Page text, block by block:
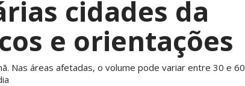
cidades da
e orientações
Nas áreas afetadas, o volume pode variar entre 30 e 60